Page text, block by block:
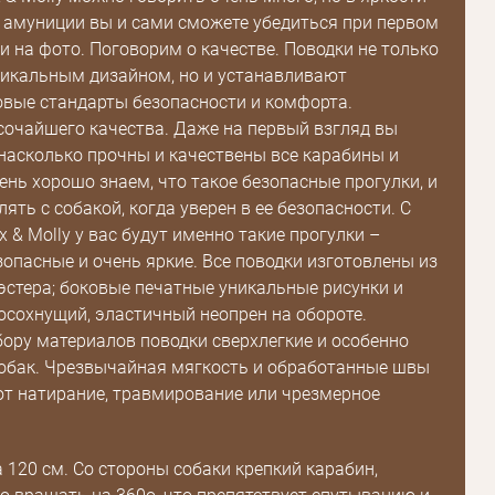
амуниции вы и сами сможете убедиться при первом
на фото. Поговорим о качестве. Поводки не только
дизайном, но и устанавливают
стандарты безопасности и комфорта.
качества. Даже на первый взгляд вы
прочны и качествены все карабины и
хорошо знаем, что такое безопасные прогулки, и
с собакой, когда уверен в ее безопасности. С
& Molly у вас будут именно такие прогулки –
и очень яркие. Все поводки изготовлены из
боковые печатные уникальные рисунки и
эластичный неопрен на обороте.
материалов поводки сверхлегкие и особенно
Чрезвычайная мягкость и обработанные швы
натирание, травмирование или чрезмерное
см. Со стороны собаки крепкий карабин,
Зарегистрироваться